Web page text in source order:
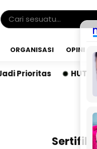
ORGANISASI OPINI
Prioritas HUT ke-